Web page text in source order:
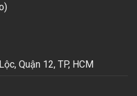
Quận 12, TP, HCM